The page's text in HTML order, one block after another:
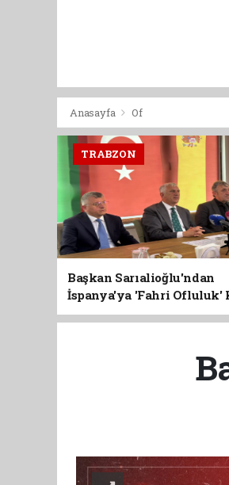
Anasayfa Of
TRABZON
Başkan Sarıalioğlu'ndan
İspanya'ya 'Fahri Ofluluk'